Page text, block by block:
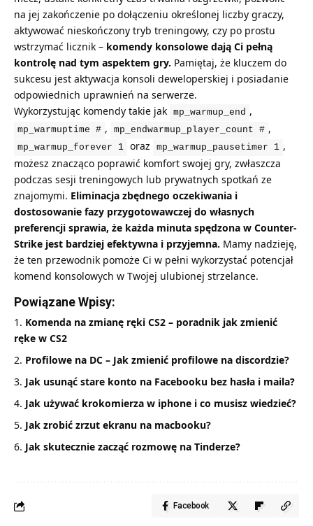
na jej zakończenie po dołączeniu określonej liczby graczy,
aktywować nieskończony tryb treningowy, czy po prostu
wstrzymać licznik – komendy konsolowe dają Ci pełną
kontrolę nad tym aspektem gry. Pamiętaj, że kluczem do
sukcesu jest aktywacja konsoli deweloperskiej i posiadanie
odpowiednich uprawnień na serwerze.
Wykorzystując komendy takie jak
mp_warmup_end ,
mp_warmuptime # , mp_endwarmup_player_count # ,
mp_warmup_forever 1 oraz mp_warmup_pausetimer 1 ,
możesz znacząco poprawić komfort swojej gry, zwłaszcza
podczas sesji treningowych lub prywatnych spotkań ze
znajomymi. Eliminacja zbędnego oczekiwania i
dostosowanie fazy przygotowawczej do własnych
preferencji sprawia, że każda minuta spędzona w Counter-
Strike jest bardziej efektywna i przyjemna. Mamy nadzieję,
że ten przewodnik pomoże Ci w pełni wykorzystać potencjał
komend konsolowych w Twojej ulubionej strzelance.
Powiązane Wpisy:
Komenda na zmianę ręki CS2 – poradnik jak zmienić
ręke w CS2
Profilowe na DC – Jak zmienić profilowe na discordzie?
Jak usunąć stare konto na Facebooku bez hasła i maila?
Jak używać krokomierza w iphone i co musisz wiedzieć?
Jak zrobić zrzut ekranu na macbooku?
Jak skutecznie zacząć rozmowę na Tinderze?
Facebook